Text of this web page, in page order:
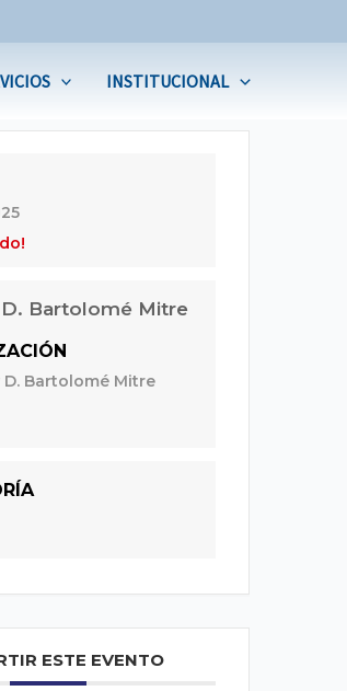
INSTITUCIONAL
D. Bartolomé Mitre
ESTE EVENTO